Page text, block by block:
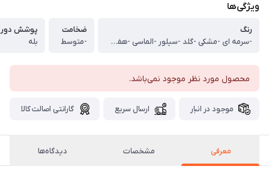
ویژگی‌ها
رنگ
-سرمه ای -مشکی -گلد -سیلور -الماسی -هفت رنگ -ثابت
ضخامت
-متوسط
پوشش دور
بله
محصول مورد نظر موجود نمی‌باشد.
موجود در انبار ارسال سریع گارانتی اصالت کالا
معرفی مشخصات دیدگاه‌ها